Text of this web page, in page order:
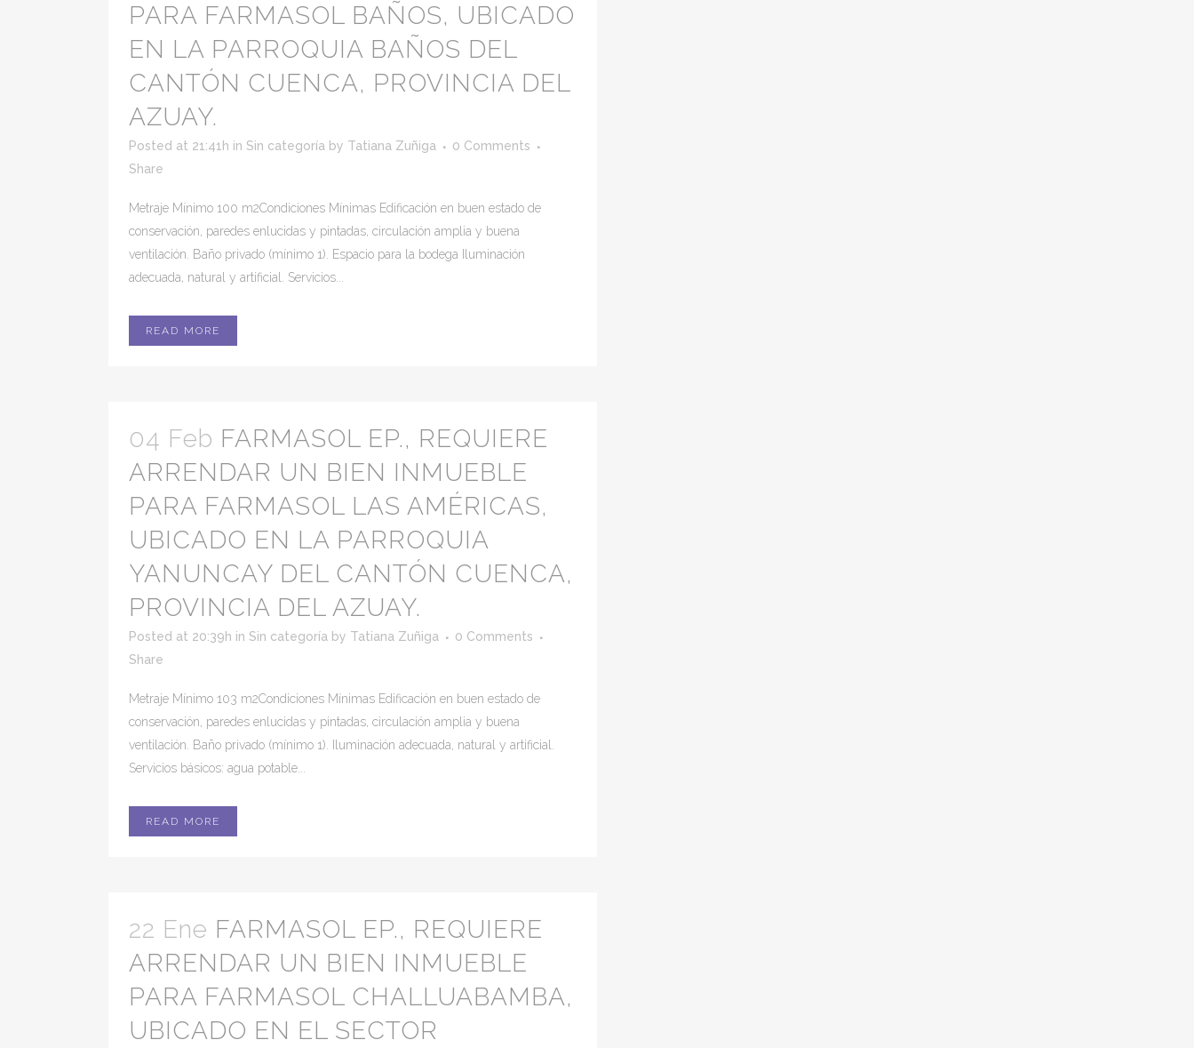
PARA FARMASOL BAÑOS, UBICADO
EN LA PARROQUIA BAÑOS DEL
CANTÓN CUENCA, PROVINCIA DEL
AZUAY.
Posted at 21:41h in Sin categoría by Tatiana Zuñiga
0 Comments
Share
Metraje Mínimo 100 m2Condiciones Mínimas Edificación en buen estado de
conservación, paredes enlucidas y pintadas, circulación amplia y buena
ventilación. Baño privado (mínimo 1). Espacio para la bodega Iluminación
adecuada, natural y artificial. Servicios...
READ MORE
04 Feb FARMASOL EP., REQUIERE
ARRENDAR UN BIEN INMUEBLE
PARA FARMASOL LAS AMÉRICAS,
UBICADO EN LA PARROQUIA
YANUNCAY DEL CANTÓN CUENCA,
PROVINCIA DEL AZUAY.
Posted at 20:39h in Sin categoría by Tatiana Zuñiga
0 Comments
Share
Metraje Mínimo 103 m2Condiciones Mínimas Edificación en buen estado de
conservación, paredes enlucidas y pintadas, circulación amplia y buena
ventilación. Baño privado (mínimo 1). Iluminación adecuada, natural y artificial.
Servicios básicos: agua potable...
READ MORE
22 Ene FARMASOL EP., REQUIERE
ARRENDAR UN BIEN INMUEBLE
PARA FARMASOL CHALLUABAMBA,
UBICADO EN EL SECTOR